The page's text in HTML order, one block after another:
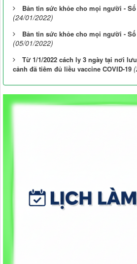
Bản tin sức khỏe cho mọi người - Số
(24/01/2022)
Bản tin sức khỏe cho mọi người - Số
(05/01/2022)
Từ 1/1/2022 cách ly 3 ngày tại nơi
cảnh đã tiêm đủ liều vaccine COVID-19